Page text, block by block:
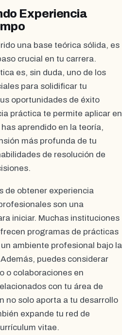
Experiencia
una base teórica sólida, es
crucial en tu carrera.
es, sin duda, uno de los
para solidificar tu
oportunidades de éxito
práctica te permite aplicar en
aprendido en la teoría,
más profunda de tu
de resolución de
de obtener experiencia
son una
iniciar. Muchas instituciones
programas de prácticas
ambiente profesional bajo la
puedes considerar
o colaboraciones en
con tu área de
no solo aporta a tu desarrollo
expande tu red de
vitae.